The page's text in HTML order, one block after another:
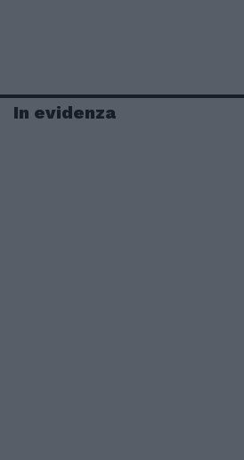
In evidenza